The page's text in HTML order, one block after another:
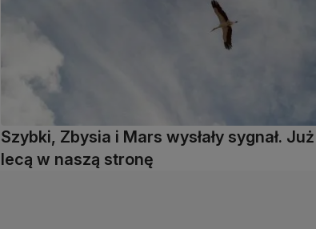
Szybki, Zbysia i Mars wysłały sygnał. Już
lecą w naszą stronę